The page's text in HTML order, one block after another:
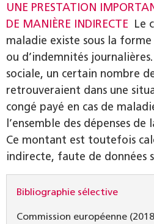
UNE PRESTATION
DE MANIÈRE INDIRECTE Le
maladie existe sous la
ou d’indemnités
sociale, un certain nombre
retrouveraient dans une
congé payé en cas de
l’ensemble des dépenses
Ce montant est toutefois
indirecte, faute de données
Bibliographie sélective
Commission européenne